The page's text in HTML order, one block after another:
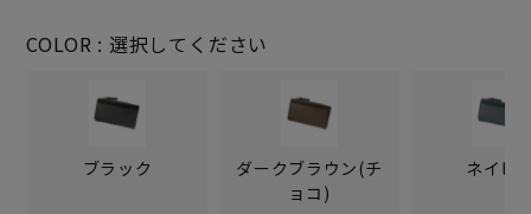
COLOR 選択してください
ブラック
ダークブラウン(チ
ョコ)
ネイビ